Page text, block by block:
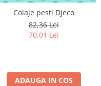
Colaje pesti Djeco
82,36 Lei
70,01 Lei
ADAUGA IN COS